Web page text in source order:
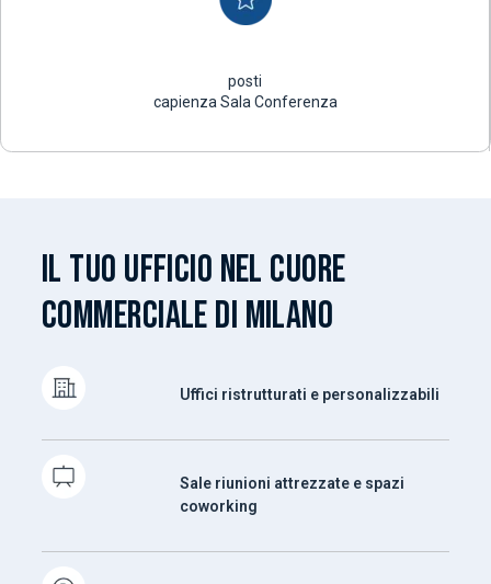
posti
capienza Sala Conferenza
IL TUO UFFICIO NEL CUORE
COMMERCIALE DI MILANO
Uffici ristrutturati e personalizzabili
Sale riunioni attrezzate e spazi
coworking